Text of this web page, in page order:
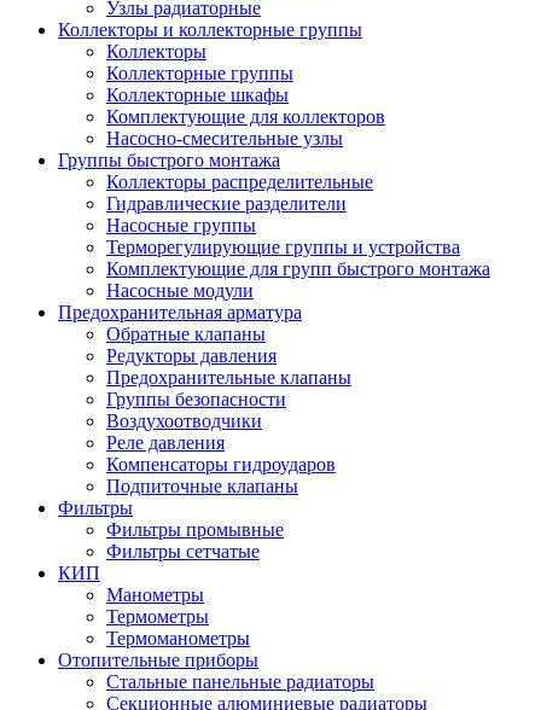
Узлы радиаторные
Коллекторы и коллекторные группы
Коллекторы
Коллекторные группы
Коллекторные шкафы
Комплектующие для коллекторов
Насосно-смесительные узлы
Группы быстрого монтажа
Коллекторы распределительные
Гидравлические разделители
Насосные группы
Терморегулирующие группы и устройства
Комплектующие для групп быстрого монтажа
Насосные модули
Предохранительная арматура
Обратные клапаны
Редукторы давления
Предохранительные клапаны
Группы безопасности
Воздухоотводчики
Реле давления
Компенсаторы гидроударов
Подпиточные клапаны
Фильтры
Фильтры промывные
Фильтры сетчатые
КИП
Манометры
Термометры
Термоманометры
Отопительные приборы
Стальные панельные радиаторы
Секционные алюминиевые радиаторы